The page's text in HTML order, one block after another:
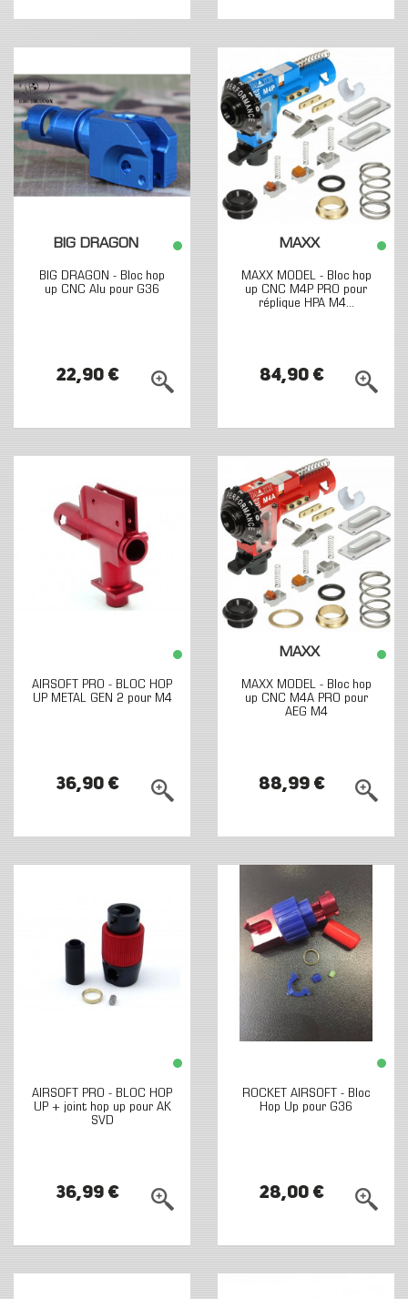
BIG DRAGON
BIG DRAGON - Bloc hop
up CNC Alu pour G36
22,90 €
MAXX
MAXX MODEL - Bloc hop
up CNC M4P PRO pour
réplique HPA M4...
84,90 €
AIRSOFT PRO - BLOC HOP
UP METAL GEN 2 pour M4
36,90 €
MAXX
MAXX MODEL - Bloc hop
up CNC M4A PRO pour
AEG M4
88,99 €
AIRSOFT PRO - BLOC HOP
UP + joint hop up pour AK
SVD
36,99 €
ROCKET AIRSOFT - Bloc
Hop Up pour G36
28,00 €